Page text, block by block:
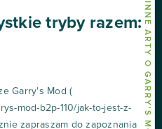
INNE ARTY O GARRY'S MOD (B2P)
tryby razem:
Garry's Mod (
mod-b2p-110/jak-to-jest-z-
zapraszam do zapoznania